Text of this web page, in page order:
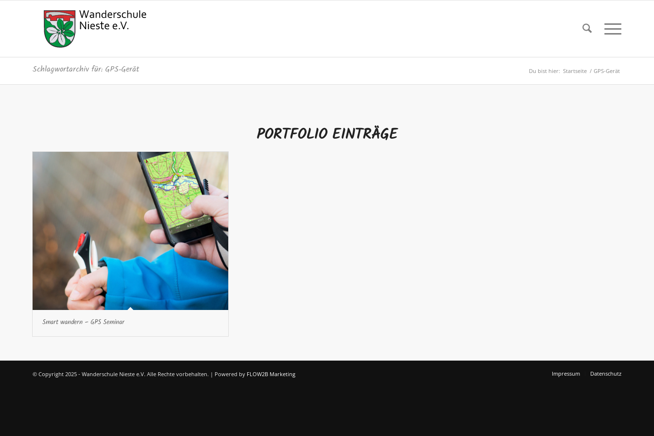
Schlagwortarchiv für: GPS-Gerät Du bist hier: Startseite / GPS-Gerät
PORTFOLIO EINTRÄGE
Smart wandern – GPS Seminar
© Copyright 2025 - Wanderschule Nieste e.V. Alle Rechte vorbehalten. | Powered by FLOW2B Marketing Impressum Datenschutz